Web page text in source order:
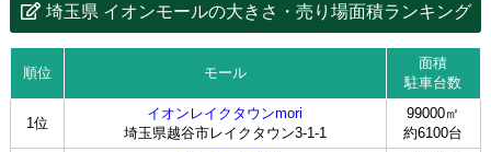
埼玉県 イオンモールの大きさ・売り場面積ランキング
順位 モール
面積
駐車台数
1位
イオンレイクタウンmori
埼玉県越谷市レイクタウン3-1-1
99000㎡
約6100台